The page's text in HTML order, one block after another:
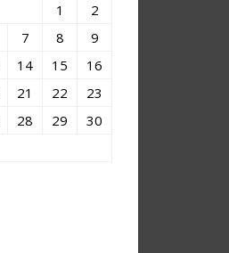
1
2
7 8
9
14 15
16
21 22
23
28 29
30